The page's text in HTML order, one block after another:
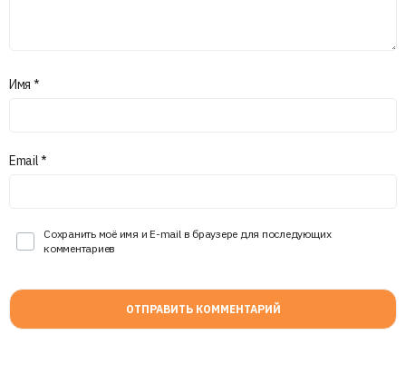
Имя *
Email*
Сохранить моё имя и E-mail в браузере для последующих
комментариев